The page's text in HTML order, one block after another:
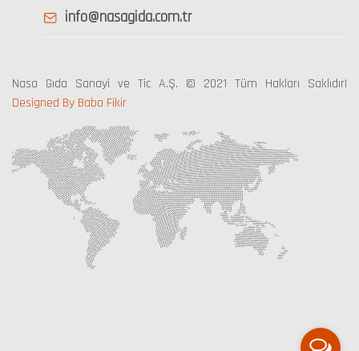
info@nasagida.com.tr
Nasa Gıda Sanayi ve Tic A.Ş. © 2021 Tüm Hakları Saklıdır|
Designed By Baba Fikir